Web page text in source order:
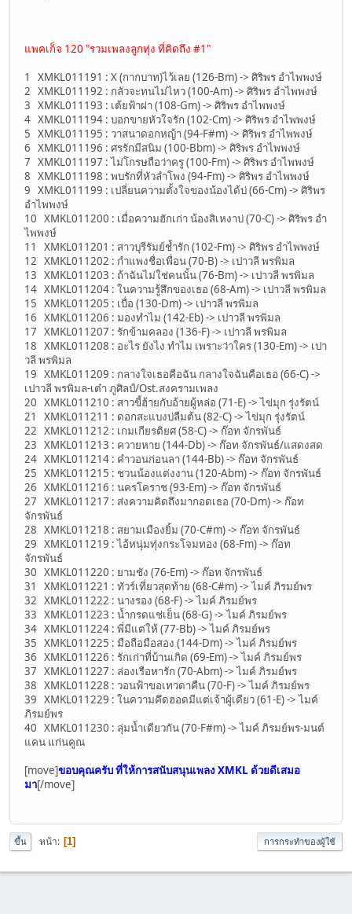
แพคเก็จ 120 "รวมเพลงลูกทุ่ง ที่คิดถึง #1"
1 XMKL011191 : X (กากบาท)ไว้เลย (126-Bm) -> ศิริพร อำไพพงษ์
2 XMKL011192 : กลัวจะทนไม่ไหว (100-Am) -> ศิริพร อำไพพงษ์
3 XMKL011193 : เต้ยฟ้าผ่า (108-Gm) -> ศิริพร อำไพพงษ์
4 XMKL011194 : บอกขายหัวใจรัก (102-Cm) -> ศิริพร อำไพพงษ์
5 XMKL011195 : วาสนาดอกหญ้า (94-F#m) -> ศิริพร อำไพพงษ์
6 XMKL011196 : ศรรักมีสนิม (100-Bbm) -> ศิริพร อำไพพงษ์
7 XMKL011197 : ไม่โกรษถือว่าครู (100-Fm) -> ศิริพร อำไพพงษ์
8 XMKL011198 : พบรักที่หัวลำโพง (94-Fm) -> ศิริพร อำไพพงษ์
9 XMKL011199 : เปลี่ยนความตั้งใจของน้องได้บ่ (66-Cm) -> ศิริพร
อำไพพงษ์
10 XMKL011200 : เมื่อความฮักเก่า น้องสิเหงาบ่ (70-C) -> ศิริพร อำ
ไพพงษ์
11 XMKL011201 : สาวบุรีรัมย์ช้ำรัก (102-Fm) -> ศิริพร อำไพพงษ์
12 XMKL011202 : กำแพงชื่อเพื่อน (70-B) -> เปาวลี พรพิมล
13 XMKL011203 : ถ้าฉันไม่ใช่คนนั้น (76-Bm) -> เปาวลี พรพิมล
14 XMKL011204 : ในความรู้สึกของเธอ (68-Am) -> เปาวลี พรพิมล
15 XMKL011205 : เบื่อ (130-Dm) -> เปาวลี พรพิมล
16 XMKL011206 : มองทำไม (142-Eb) -> เปาวลี พรพิมล
17 XMKL011207 : รักข้ามคลอง (136-F) -> เปาวลี พรพิมล
18 XMKL011208 : อะไร ยังไง ทำไม เพราะว่าใคร (130-Em) -> เปา
วลี พรพิมล
19 XMKL011209 : กลางใจเธอคือฉัน กลางใจฉันคือเธอ (66-C) ->
เปาวลี พรพิมล-เต๋า ภูศิลป์/Ost.สงครามเพลง
20 XMKL011210 : สาวขี้ฮ้ายกับอ้ายผู้หล่อ (71-E) -> ไข่มุก รุ่งรัตน์
21 XMKL011211 : ดอกสะแบงบ่ลืมต้น (82-C) -> ไข่มุก รุ่งรัตน์
22 XMKL011212 : เกมเกียรติยศ (58-C) -> ก๊อท จักรพันธ์
23 XMKL011213 : ควายหาย (144-Db) -> ก๊อท จักรพันธ์/แสดงสด
24 XMKL011214 : คำวอนก่อนลา (144-Bb) -> ก๊อท จักรพันธ์
25 XMKL011215 : ชวนน้องแต่งงาน (120-Abm) -> ก๊อท จักรพันธ์
26 XMKL011216 : นครโคราช (93-Em) -> ก๊อท จักรพันธ์
27 XMKL011217 : ส่งความคิดถึงมากอดเธอ (70-Dm) -> ก๊อท
จักรพันธ์
28 XMKL011218 : สยามเมืองยิ้ม (70-C#m) -> ก๊อท จักรพันธ์
29 XMKL011219 : ไอ้หนุ่มทุ่งกระโจมทอง (68-Fm) -> ก๊อท
จักรพันธ์
30 XMKL011220 : ยามชัง (76-Em) -> ก๊อท จักรพันธ์
31 XMKL011221 : ทัวร์เที่ยวสุดท้าย (68-C#m) -> ไมค์ ภิรมย์พร
32 XMKL011222 : นางรอง (68-F) -> ไมค์ ภิรมย์พร
33 XMKL011223 : น้ำกรดแช่เย็น (68-G) -> ไมค์ ภิรมย์พร
34 XMKL011224 : พี่มีแต่ให้ (77-Bb) -> ไมค์ ภิรมย์พร
35 XMKL011225 : มือถือมือสอง (144-Dm) -> ไมค์ ภิรมย์พร
36 XMKL011226 : รักเก่าที่บ้านเกิด (69-Em) -> ไมค์ ภิรมย์พร
37 XMKL011227 : ล่องเรือหารัก (70-Abm) -> ไมค์ ภิรมย์พร
38 XMKL011228 : วอนฟ้าขอเทวดาคืน (70-F) -> ไมค์ ภิรมย์พร
39 XMKL011229 : ในความคึดฮอดมีแต่เจ้าผู้เดียว (61-E) -> ไมค์
ภิรมย์พร
40 XMKL011230 : ลุ่มน้ำเดียวกัน (70-F#m) -> ไมค์ ภิรมย์พร-มนต์
แคน แก่นคูณ
[move]ขอบคุณครับ ที่ให้การสนับสนุนเพลง XMKL ด้วยดีเสมอ
มา[/move]
ขึ้น หน้า 1 การกระทำของผู้ใช้